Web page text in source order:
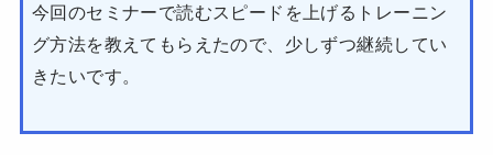
今回のセミナーで読むスピードを上げるトレーニン
グ方法を教えてもらえたので、少しずつ継続してい
きたいです。